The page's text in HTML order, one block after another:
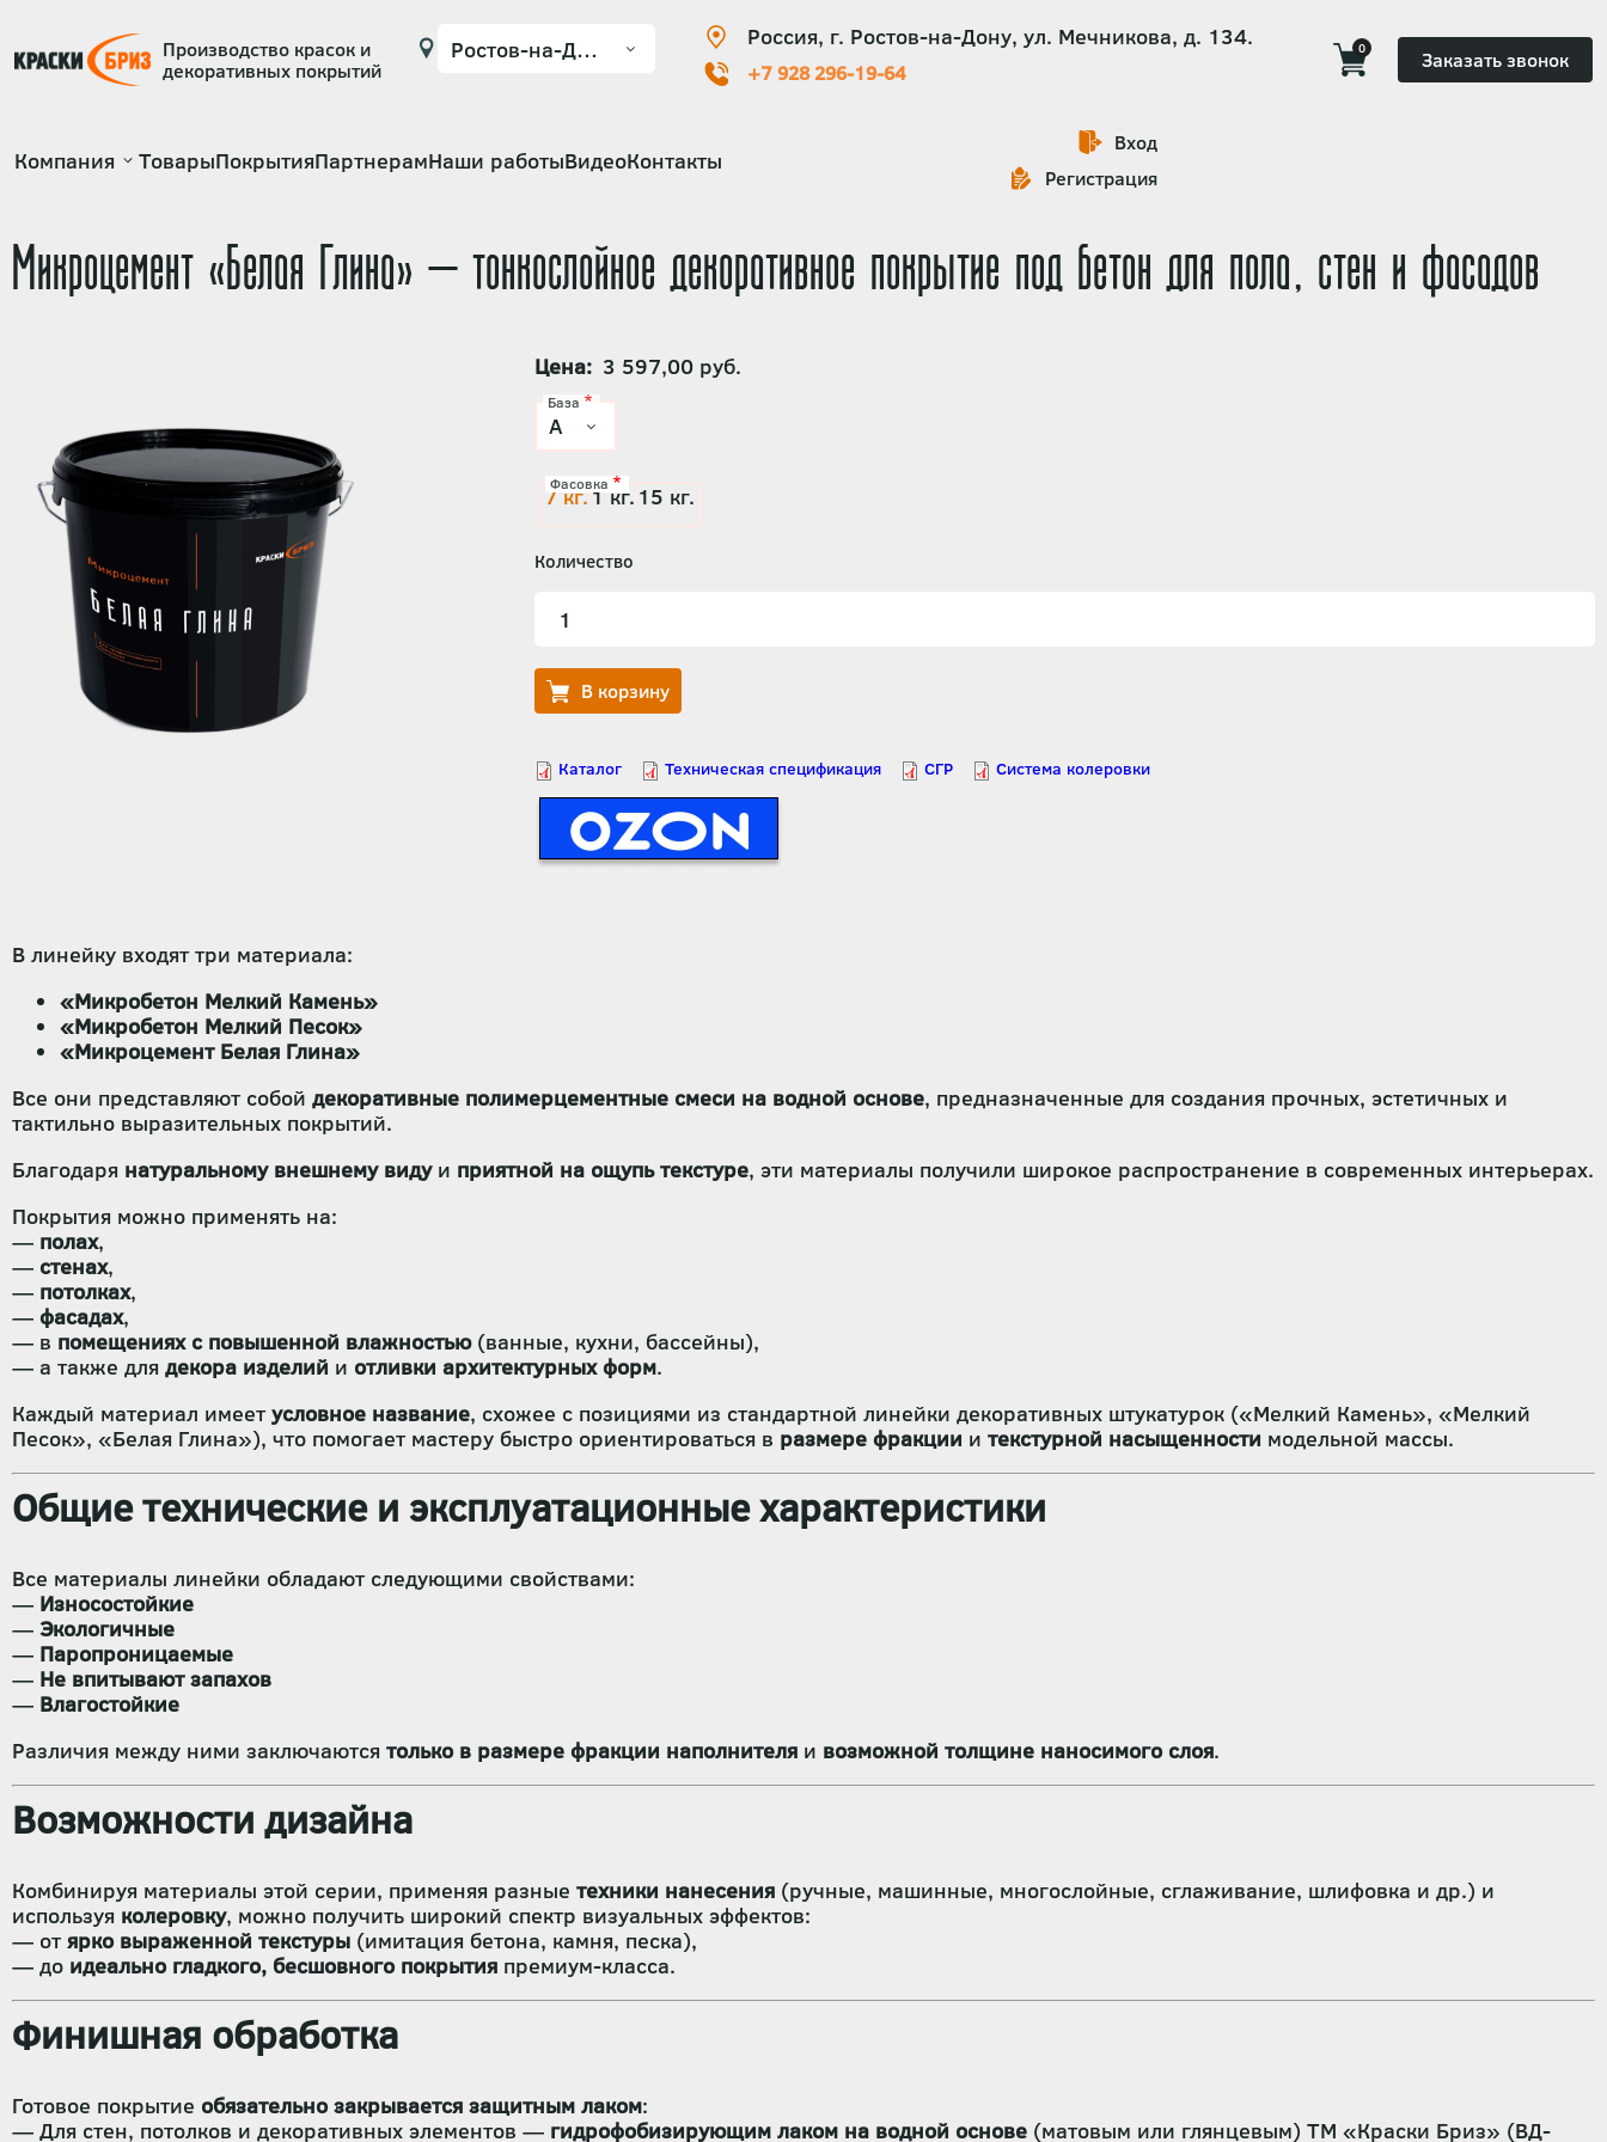
Производство красок и
декоративных покрытий
Россия, г. Ростов-на-Дону, ул. Мечникова, д. 134.
+7 928 296-19-64
0 Заказать звонок
Основная
Компания ТоварыПокрытияПартнерамНаши работыВидеоКонтакты
Вход
Регистрация
Микроцемент «Белая Глина» — тонкослойное декоративное покрытие под бетон для пола, стен и фасадов
Цена 3 597,00 руб.
База
Фасовка
7 кг.1 кг. 15 кг.
Количество
В линейку входят три материала:
«Микробетон Мелкий Камень»
«Микробетон Мелкий Песок»
«Микроцемент Белая Глина»
Все они представляют собой декоративные полимерцементные смеси на водной основе, предназначенные для создания прочных, эстетичных и
тактильно выразительных покрытий.
Благодаря натуральному внешнему видуи приятной на ощупь текстуре, эти материалы получили широкое распространение в современных интерьерах.
Покрытия можно применять на:
— полах,
— стенах,
— потолках,
— фасадах,
— в помещениях с повышенной влажностью(ванные, кухни, бассейны),
— а также для декора изделий и отливки архитектурных форм.
Каждый материал имеетусловное название, схожее с позициями из стандартной линейки декоративных штукатурок («Мелкий Камень», «Мелкий
Песок», «Белая Глина»), что помогает мастеру быстро ориентироваться в размере фракции и текстурной насыщенности модельной массы.
Общие технические и эксплуатационные характеристики
Все материалы линейки обладают следующими свойствами:
— Износостойкие
— Экологичные
— Паропроницаемые
— Не впитывают запахов
— Влагостойкие
Различия между ними заключаются только в размере фракции наполнителя и возможной толщине наносимого слоя.
Возможности дизайна
Комбинируя материалы этой серии, применяя разные техники нанесения (ручные, машинные, многослойные, сглаживание, шлифовка и др.) и
используя колеровку, можно получить широкий спектр визуальных эффектов:
— отярко выраженной текстуры (имитация бетона, камня, песка),
— до идеально гладкого, бесшовного покрытия премиум-класса.
Финишная обработка
Готовое покрытие обязательно закрывается защитным лаком:
— Для стен, потолков и декоративных элементов — гидрофобизирующим лаком на водной основе (матовым или глянцевым) ТМ «Краски Бриз» (ВД-